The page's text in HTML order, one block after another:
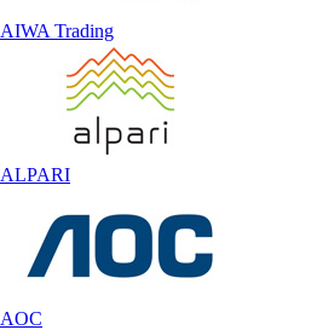
AIWA Trading
ALPARI
AOC